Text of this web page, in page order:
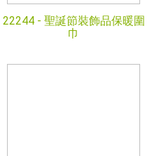
22244 - 聖誕節裝飾品保暖圍
巾